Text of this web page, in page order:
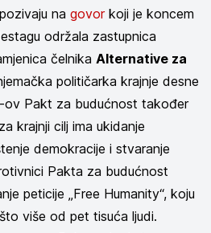
na govorkoji je koncem
održala zastupnica
čelnika Alternative za
političarka krajnje desne
ov Pakt za budućnost također
krajnji cilj ima ukidanje
demokracije i stvaranje
Pakta za budućnost
peticije „Free Humanity“, koju
više od pet tisuća ljudi.